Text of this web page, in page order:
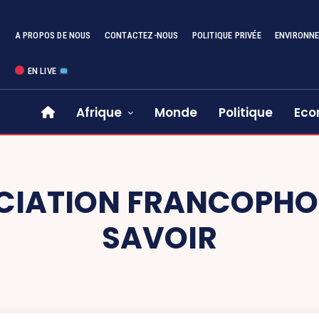
A PROPOS DE NOUS CONTACTEZ-NOUS POLITIQUE PRIVÉE
EN LIVE
Afrique Monde Politique
SAVOIR